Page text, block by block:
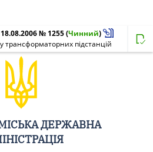
№ 1255(Чинний)
трансформаторних підстанцій
ДЕРЖАВНА